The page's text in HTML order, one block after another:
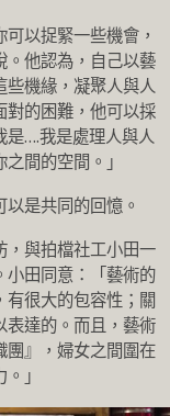
以捉緊一些機會，
。他認為，自己以藝
些機緣，凝聚人與人
對的困難，他可以採
是….我是處理人與人
間的空間。」
是共同的回憶。
，與拍檔社工小田一
小田同意：「藝術的
有很大的包容性；關
表達的。而且，藝術
團』，婦女之間圍在
」